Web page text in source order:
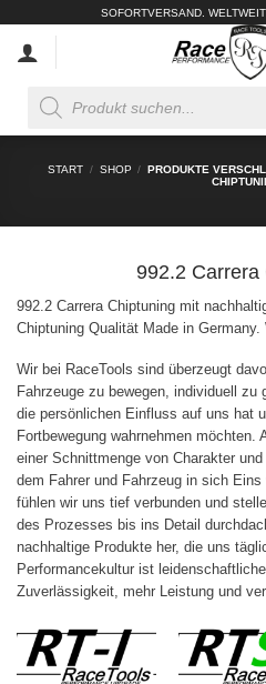
springen
SOFORTVERSAND.
search
START / SHOP / PRODUKTE
992.2 Carrera
992.2 Carrera Chiptuning mit
Chiptuning Qualität Made in
Wir bei RaceTools sind überzeugt
Fahrzeuge zu bewegen, individuell
die persönlichen Einfluss auf uns hat
Fortbewegung wahrnehmen möchten.
einer Schnittmenge von Charakter
dem Fahrer und Fahrzeug in sich
fühlen wir uns tief verbunden und
des Prozesses bis ins Detail
nachhaltige Produkte her, die uns
Performancekultur ist
Zuverlässigkeit, mehr Leistung und